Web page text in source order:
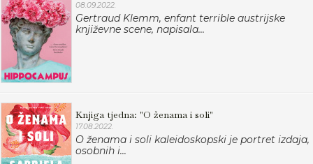
08.09.2022.
Gertraud Klemm, enfant terrible austrijske
književne scene, napisala...
Knjiga tjedna: "O ženama i soli"
17.08.2022.
O ženama i soli kaleidoskopski je portret izdaja,
osobnih i...